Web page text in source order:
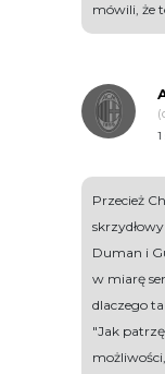
mówili, że
Przecież
Duman i
w miarę
dlaczego
"Jak